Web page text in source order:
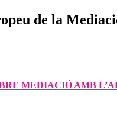
de la
MEDIACIÓ AMB